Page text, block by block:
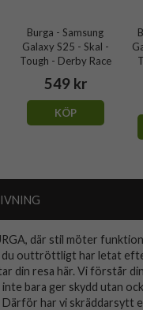
Burga - Samsung
Galaxy S25 - Skal -
Tough - Derby Race
549 kr
KÖP
där stil möter
du outtröttligt har letat
din resa här. Vi förstår
bara ger skydd utan
Därför har vi skräddarsytt